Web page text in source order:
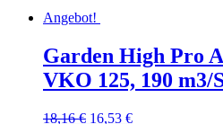
Angebot!
Garden High Pro
VKO 125, 190 m3/
18,16€ Ursprünglicher
16,53 €Aktueller